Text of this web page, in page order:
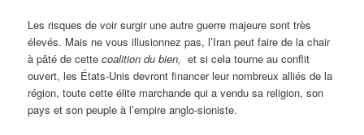
Les risques de voir surgir une autre guerre majeure sont très
élevés. Mais ne vous illusionnez pas, l’Iran peut faire de la chair
à pâté de cettecoalition du bien, et si cela tourne au conflit
ouvert, les États-Unis devront financer leur nombreux alliés de la
région, toute cette élite marchande qui a vendu sa religion, son
pays et son peuple à l’empire anglo-sioniste.